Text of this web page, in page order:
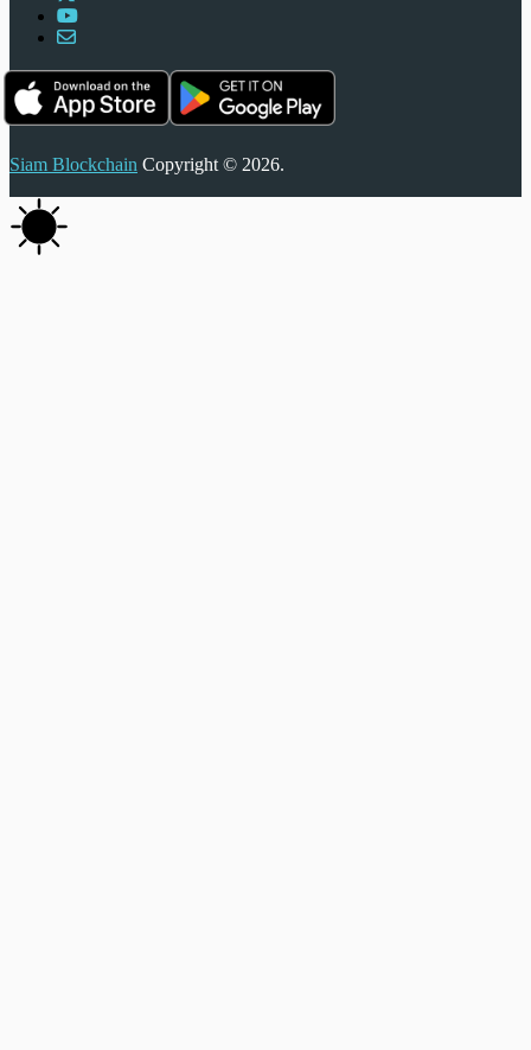
Siam Blockchain Copyright © 2026.